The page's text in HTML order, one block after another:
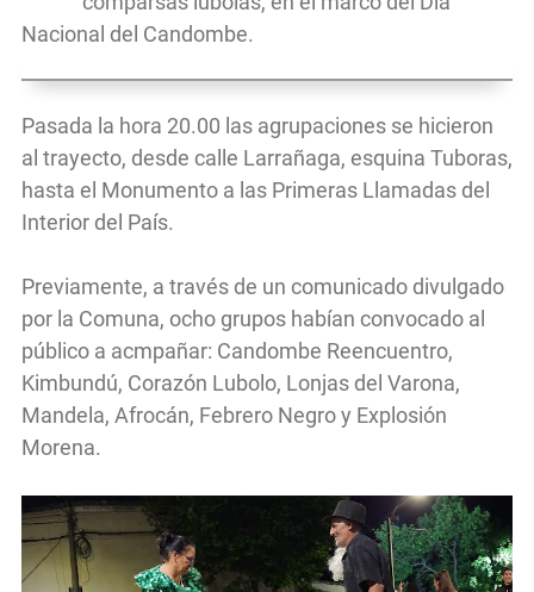
Nacional del Candombe.
Pasada la hora 20.00 las agrupaciones se hicieron
al trayecto, desde calle Larrañaga, esquina Tuboras,
hasta el Monumento a las Primeras Llamadas del
Interior del País.
Previamente, a través de un comunicado divulgado
por la Comuna, ocho grupos habían convocado al
público a acmpañar: Candombe Reencuentro,
Kimbundú, Corazón Lubolo, Lonjas del Varona,
Mandela, Afrocán, Febrero Negro y Explosión
Morena.